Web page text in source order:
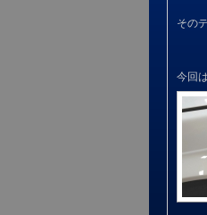
その
今回